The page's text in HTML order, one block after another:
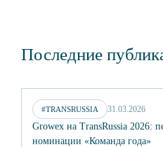
Последние
Growex на TransRussia 2026:
номинации «Команда года»
#TRANSRUSSIA 31.03.2026